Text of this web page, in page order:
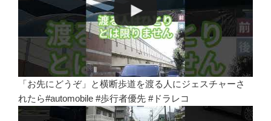
「お先にどうぞ」と横断歩道を渡る人にジェスチャーさ
れたら#automobile #歩行者優先 #ドラレコ